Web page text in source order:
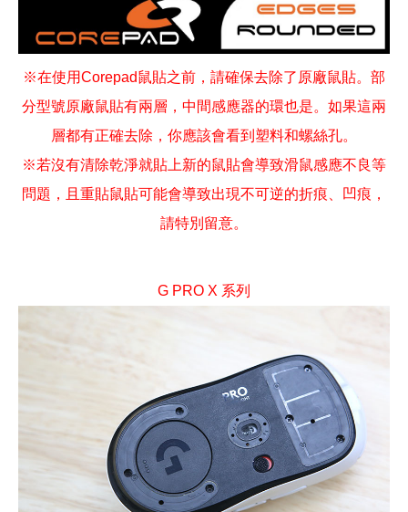
※在使用Corepad鼠貼之前，請確保去除了原廠鼠貼。部
分型號原廠鼠貼有兩層，中間感應器的環也是。如果這兩
層都有正確去除，你應該會看到塑料和螺絲孔。
※若沒有清除乾淨就貼上新的鼠貼會導致滑鼠感應不良等
問題，且重貼鼠貼可能會導致出現不可逆的折痕、凹痕，
請特別留意。
G PRO X 系列